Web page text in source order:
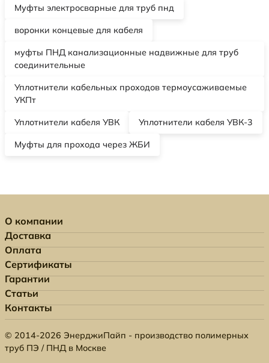
Муфты электросварные для труб пнд
воронки концевые для кабеля
муфты ПНД канализационные надвижные для труб
соединительные
Уплотнители кабельных проходов термоусаживаемые
УКПт
Уплотнители кабеля УВК Уплотнители кабеля УВК-3
Муфты для прохода через ЖБИ
О компании
Доставка
Оплата
Сертификаты
Гарантии
Статьи
Контакты
© 2014-2026 ЭнерджиПайп - производство полимерных
труб ПЭ / ПНД в Москве